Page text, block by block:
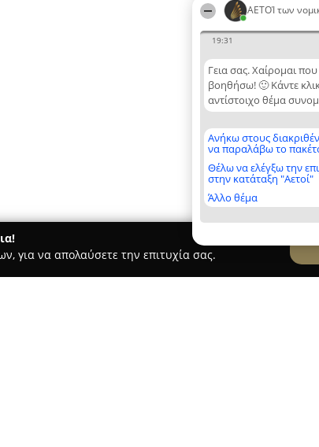
ΑΕΤΟΊ των
19:31
Γεια σας. Χαίρομαι
βοηθήσω! 🙂 Κάντε
αντίστοιχο θέμα
Ανήκω στους
να παραλάβω το
Θέλω να ελέγξω την
στην κατάταξη "Αετοί"
Άλλο θέμα
για να απολαύσετε την επιτυχία σας.